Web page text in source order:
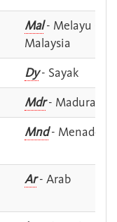
Mal- Melayu -
Malaysia
Dy- Sayak
Mdr- Madura
Mnd- Menado
Ar- Arab